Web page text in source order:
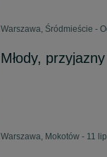
Warszawa, Śródmieście -
Młody,
Warszawa, Mokotów - 11